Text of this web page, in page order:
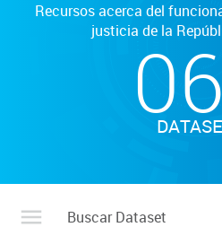
Recursos acerca del
justicia de la